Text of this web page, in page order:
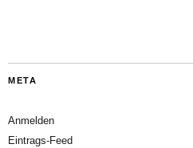
META
Anmelden
Eintrags-Feed